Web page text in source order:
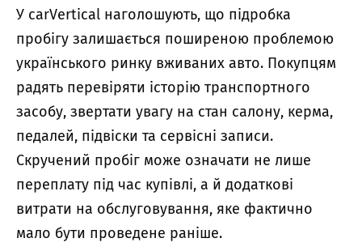
У carVertical наголошують, що підробка
пробігу залишається поширеною проблемою
українського ринку вживаних авто. Покупцям
радять перевіряти історію транспортного
засобу, звертати увагу на стан салону, керма,
педалей, підвіски та сервісні записи.
Скручений пробіг може означати не лише
переплату під час купівлі, а й додаткові
витрати на обслуговування, яке фактично
мало бути проведене раніше.